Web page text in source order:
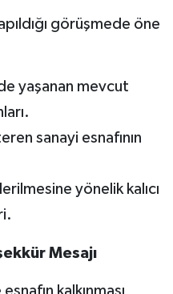
görüşmede öne
yaşanan mevcut
sanayi esnafının
yönelik kalıcı
Mesajı